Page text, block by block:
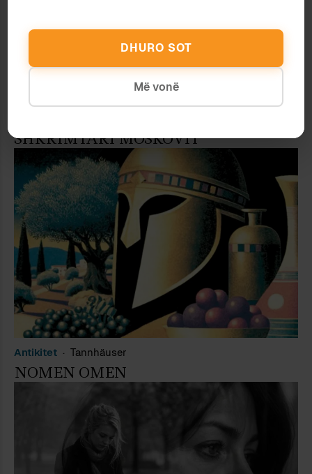
SHKRIMTARI MOSKOVIT
Antikitet Tannhäuser
NOMEN OMEN
DHURO SOT
Më vonë